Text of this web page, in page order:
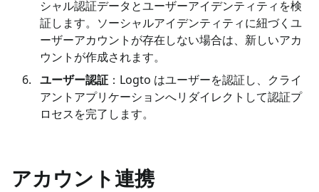
シャル認証データとユーザーアイデンティティを検
証します。ソーシャルアイデンティティに紐づくユ
ーザーアカウントが存在しない場合は、新しいアカ
ウントが作成されます。
ユーザー認証 ：Logto はユーザーを認証し、クライ
アントアプリケーションへリダイレクトして認証プ
ロセスを完了します。
アカウント連携